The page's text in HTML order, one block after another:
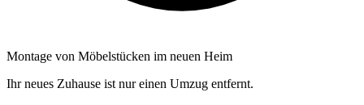
Montage von Möbelstücken im neuen Heim
Ihr neues Zuhause ist nur einen Umzug entfernt.